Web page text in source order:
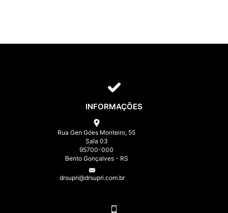
INFORMAÇÕES
Rua Gen Góes Monteiro, 55
Sala 03
95700-000
Bento Gonçalves - RS
drsupri@drsupri.com.br